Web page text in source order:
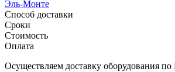
Эль-Монте
Способ доставки
Сроки
Стоимость
Оплата
Осуществляем доставку оборудования